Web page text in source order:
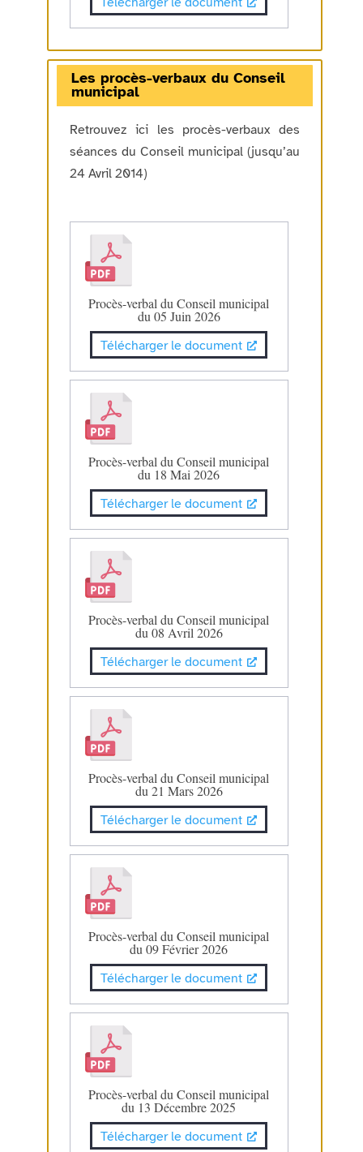
Les procès-verbaux du Conseil
municipal
Retrouvez ici les procès-verbaux des
séances du Conseil municipal (jusqu’au
24 Avril 2014)
Procès-verbal du Conseil municipal
du 05 Juin 2026
Télécharger le document
Procès-verbal du Conseil municipal
du 18 Mai 2026
Télécharger le document
Procès-verbal du Conseil municipal
du 08 Avril 2026
Télécharger le document
Procès-verbal du Conseil municipal
du 21 Mars 2026
Télécharger le document
Procès-verbal du Conseil municipal
du 09 Février 2026
Télécharger le document
Procès-verbal du Conseil municipal
du 13 Décembre 2025
Télécharger le document